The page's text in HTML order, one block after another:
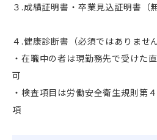
３ .成績証明書・卒業見込証明書（
４ .健康診断書（必須ではありません
・在職中の者は現勤務先で受けた
可
・検査項目は労働安全衛生規則第
項